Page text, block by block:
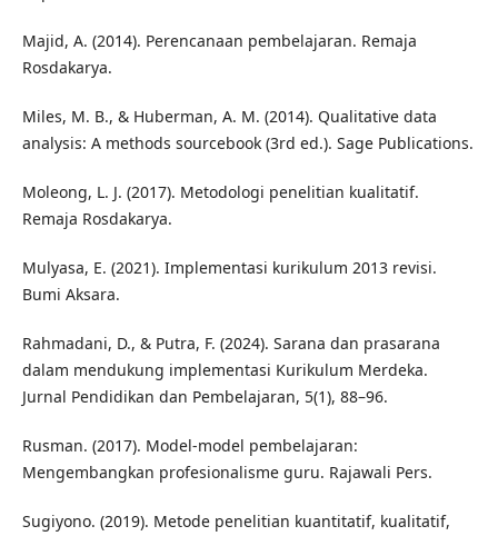
Majid, A. (2014). Perencanaan pembelajaran. Remaja
Rosdakarya.
Miles, M. B., & Huberman, A. M. (2014). Qualitative data
analysis: A methods sourcebook (3rd ed.). Sage Publications.
Moleong, L. J. (2017). Metodologi penelitian kualitatif.
Remaja Rosdakarya.
Mulyasa, E. (2021). Implementasi kurikulum 2013 revisi.
Bumi Aksara.
Rahmadani, D., & Putra, F. (2024). Sarana dan prasarana
dalam mendukung implementasi Kurikulum Merdeka.
Jurnal Pendidikan dan Pembelajaran, 5(1), 88–96.
Rusman. (2017). Model-model pembelajaran:
Mengembangkan profesionalisme guru. Rajawali Pers.
Sugiyono. (2019). Metode penelitian kuantitatif, kualitatif,